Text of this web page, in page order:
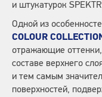
и штукатурок
Одной из
COLOUR
отражающие
составе верхнего
и тем самым
поверхностей,